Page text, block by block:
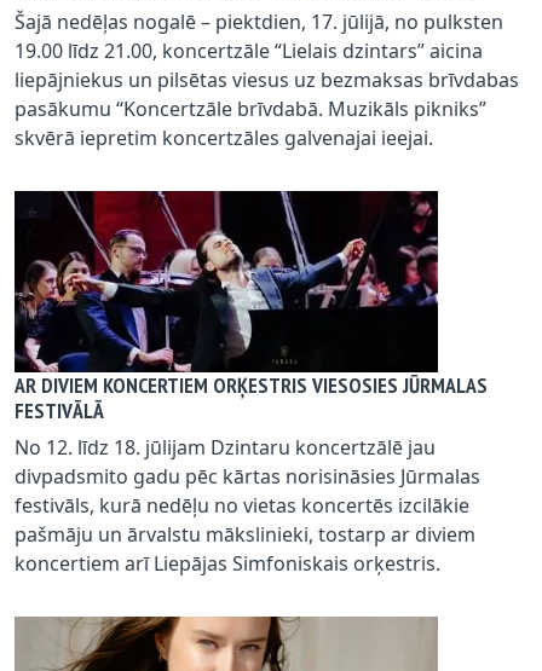
Šajā nedēļas nogalē – piektdien, 17. jūlijā, no pulksten
19.00 līdz 21.00, koncertzāle “Lielais dzintars” aicina
liepājniekus un pilsētas viesus uz bezmaksas brīvdabas
pasākumu “Koncertzāle brīvdabā. Muzikāls pikniks”
skvērā iepretim koncertzāles galvenajai ieejai.
AR DIVIEM KONCERTIEM ORĶESTRIS VIESOSIES JŪRMALAS
FESTIVĀLĀ
No 12. līdz 18. jūlijam Dzintaru koncertzālē jau
divpadsmito gadu pēc kārtas norisināsies Jūrmalas
festivāls, kurā nedēļu no vietas koncertēs izcilākie
pašmāju un ārvalstu mākslinieki, tostarp ar diviem
koncertiem arī Liepājas Simfoniskais orķestris.